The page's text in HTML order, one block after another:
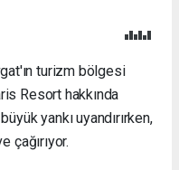
turizm bölgesi
Resort hakkında
yankı uyandırırken,
çağırıyor.